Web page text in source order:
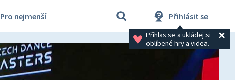
Pro nejmenší Přihlásit se
Přihlas se a ukládej si
oblíbené hry a videa.